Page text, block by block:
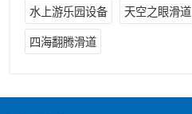
水上游乐园设备 天空之眼滑道
四海翻腾滑道